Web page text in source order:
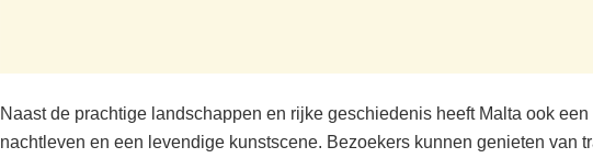
Naast de prachtige landschappen en rijke geschiedenis heeft Malta ook een
nachtleven en een levendige kunstscene. Bezoekers kunnen genieten van